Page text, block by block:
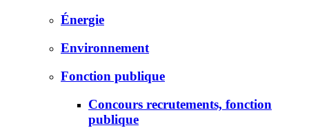
Énergie
Environnement
Fonction publique
Concours recrutements, fonction
publique